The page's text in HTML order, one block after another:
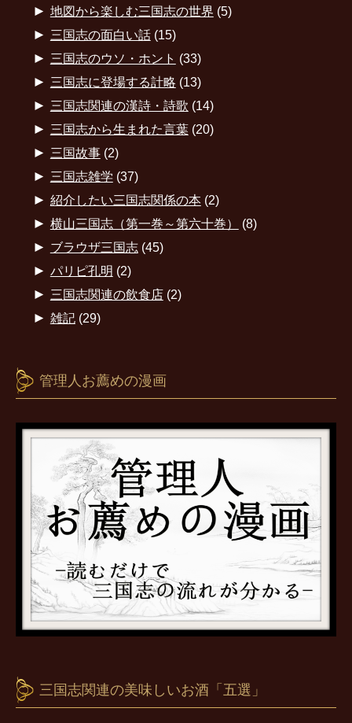
► 地図から楽しむ三国志の世界 (5)
► 三国志の面白い話(15)
► 三国志のウソ・ホント (33)
► 三国志に登場する計略 (13)
► 三国志関連の漢詩・詩歌 (14)
► 三国志から生まれた言葉(20)
► 三国故事(2)
► 三国志雑学 (37)
► 紹介したい三国志関係の本(2)
► 横山三国志（第一巻～第六十巻） (8)
► ブラウザ三国志(45)
► パリピ孔明 (2)
► 三国志関連の飲食店(2)
► 雑記(29)
管理人お薦めの漫画
三国志関連の美味しいお酒「五選」